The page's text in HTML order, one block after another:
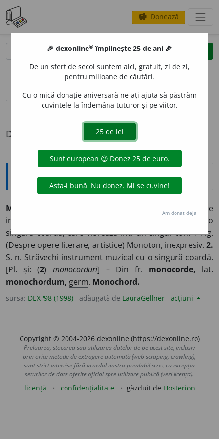
savings Donează
clear
opțiuni
definiții (1) pronunțievolume_up (1)
Definiția cu ID-ul 48458:
Explicative DEX
MONOC
(Despre
instrumente muzicale; adesea substantivat) Care are o
singură coardă; care vibrează într-un singur ton. ♦Fig.
(Despre opere literare, artistice) Monoton, inexpresiv. 2.
S. n. Străvechi instrument muzical cu o singură coardă.
[Pl. și: (2) monocorduri] – Din fr. monocorde,
lat.
monochordum, germ. Monochord.
sursa: DEX '98 (1998) adăugată de LauraGellner acțiuni
Copyright © 2004-2026 dexonline (https://dexonline.ro)
Preluarea, stocarea sau utilizarea datelor de pe acest site, inclusiv
prin orice metode de extragere automată (web scraping, crawling),
sunt strict interzise fără acordul nostru prealabil scris, cu excepția
seturilor de date oferite oficial spre utilizare publică (vezi licența).
licență confidențialitate găzduit de Hosterion
🎉 dexonline® împlinește 25 de ani 🎉
De un sfert de secol suntem aici, gratuit, zi de zi,
pentru milioane de căutări.
Cu o mică donație aniversară ne-ați ajuta să păstrăm
cuvintele la îndemâna tuturor și pe viitor.
Am donat deja.